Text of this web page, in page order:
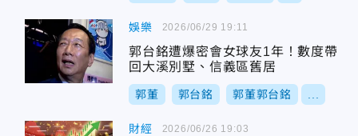
娛樂
郭台銘遭爆密會女球友1年！數度帶
回大溪別墅、信義區舊居
郭董 郭台銘 郭董郭台銘
2026/06/29 19:11
財經 2026/06/26 19:03